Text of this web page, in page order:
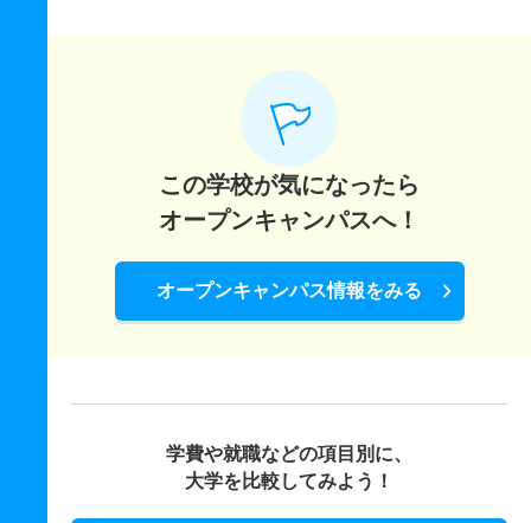
この学校が気になったら
オープンキャンパスへ！
オープンキャンパス情報をみる
学費や就職などの項目別に、
大学を比較してみよう！